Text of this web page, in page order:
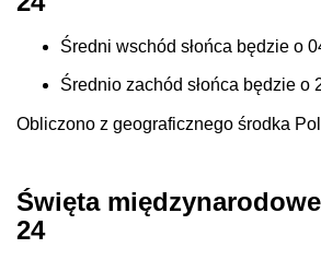
Średni wschód słońca będzie o
Średnio zachód słońca będzie o
Obliczono z geograficznego środka
Święta
24